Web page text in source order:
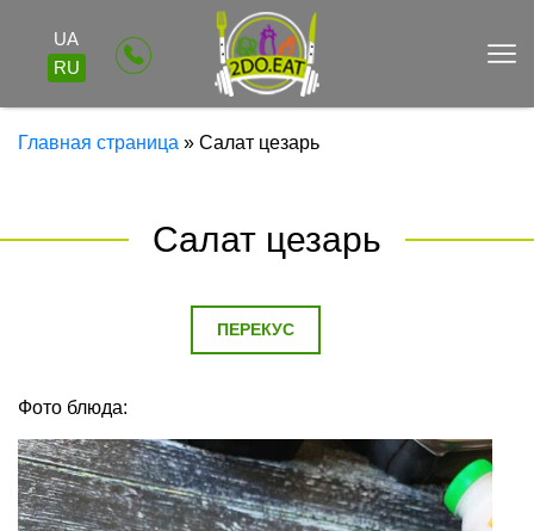
UA
RU
Главная страница » Салат цезарь
Салат цезарь
ПЕРЕКУС
Фото блюда: